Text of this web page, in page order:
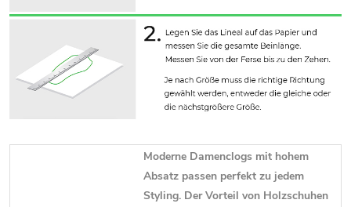
Moderne Damenclogs mit hohem
Absatz passen perfekt zu jedem
Styling. Der Vorteil von Holzschuhen